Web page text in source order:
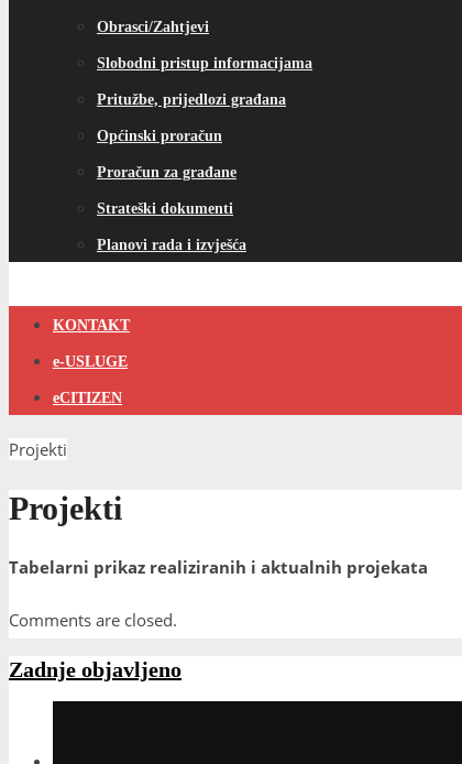
Obrasci/Zahtjevi
Slobodni pristup informacijama
Pritužbe, prijedlozi građana
Općinski proračun
Proračun za građane
Strateški dokumenti
Planovi rada i izvješća
KONTAKT
e-USLUGE
eCITIZEN
Projekti
Projekti
Tabelarni prikaz realiziranih i aktualnih projekata
Comments are closed.
Zadnje objavljeno